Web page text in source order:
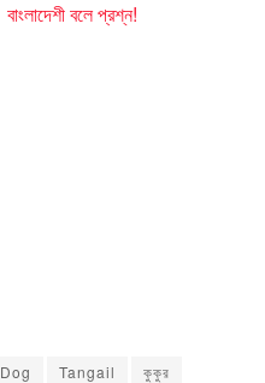
বাংলাদেশী বলে প্রশ্ন!
Dog Tangail
কুকুর